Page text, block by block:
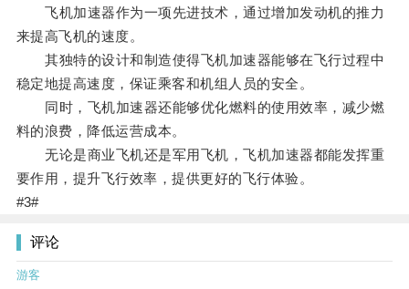
飞机加速器作为一项先进技术，通过增加发动机的推力
来提高飞机的速度。
其独特的设计和制造使得飞机加速器能够在飞行过程中
稳定地提高速度，保证乘客和机组人员的安全。
同时，飞机加速器还能够优化燃料的使用效率，减少燃
料的浪费，降低运营成本。
无论是商业飞机还是军用飞机，飞机加速器都能发挥重
要作用，提升飞行效率，提供更好的飞行体验。
#3#
评论
游客